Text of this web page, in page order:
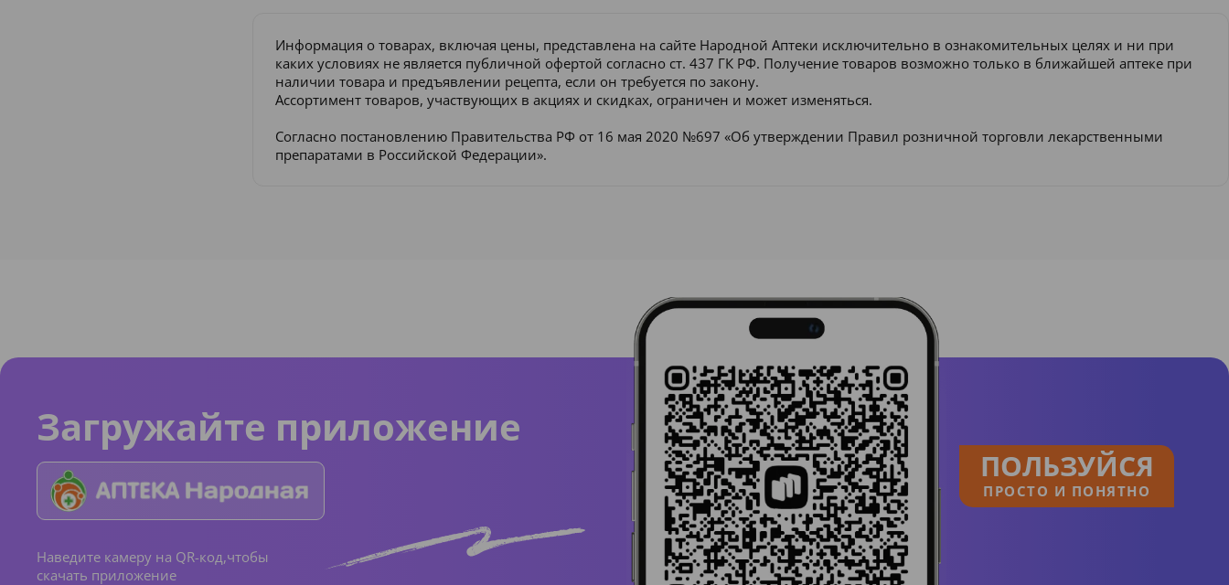
Информация о товарах, включая цены, представлена на сайте Народной Аптеки исключительно в ознакомительных целях и ни при
каких условиях не является публичной офертой согласно ст. 437 ГК РФ. Получение товаров возможно только в ближайшей аптеке при
наличии товара и предъявлении рецепта, если он требуется по закону.
Ассортимент товаров, участвующих в акциях и скидках, ограничен и может изменяться.
Согласно постановлению Правительства РФ от 16 мая 2020 №697 «Об утверждении Правил розничной торговли лекарственными
препаратами в Российской Федерации».
Загружайте приложение
Наведите камеру на QR-код,чтобы
скачать приложение
ПОЛЬЗУЙСЯ
ПРОСТО И ПОНЯТНО